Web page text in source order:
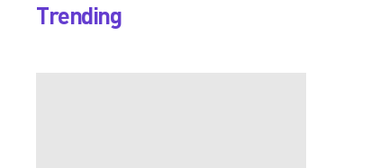
Trending